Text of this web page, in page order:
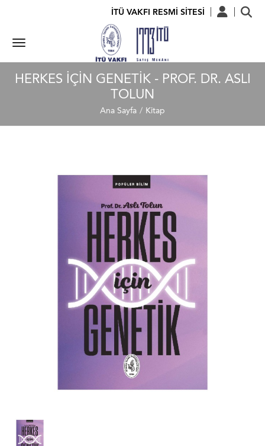
İTÜ VAKFI RESMİ SİTESİ
HERKES İÇIN GENETIK - PROF. DR. ASLI
TOLUN
Ana Sayfa Kitap